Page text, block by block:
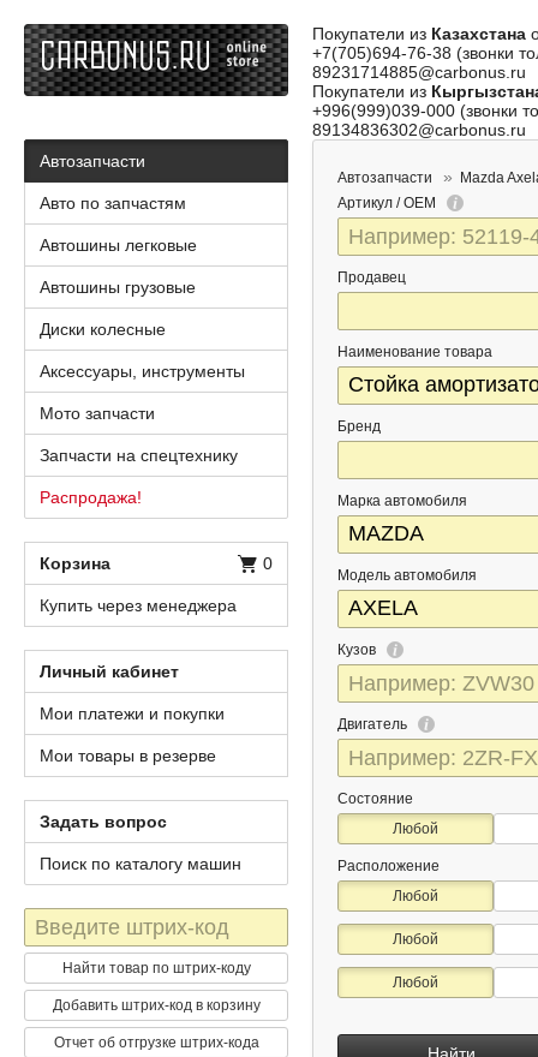
Покупатели из Казахстана
+7(705)694-76-38 (звонки
89231714885@carbonus.ru
Покупатели из
+996(999)039-000 (звонки
89134836302@carbonus.ru
Автозапчасти
Mazda
Артикул / OEM
Продавец
Наименование товара
Бренд
Марка автомобиля
Модель автомобиля
Кузов
Двигатель
Состояние
Любой
Расположение
Любой
Любой
Любой
Автозапчасти
Авто по запчастям
Автошины легковые
Автошины грузовые
Диски колесные
Аксессуары, инструменты
Мото запчасти
Запчасти на спецтехнику
Распродажа!
Корзина 0
Купить через менеджера
Личный кабинет
Мои платежи и покупки
Мои товары в резерве
Задать вопрос
Поиск по каталогу машин
Штрих-
код
Найти товар по штрих-коду
Добавить штрих-код в корзину
Отчет об отгрузке штрих-кода